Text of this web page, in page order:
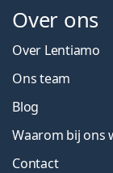
Over ons
Over Lentiamo
Ons team
Blog
Waarom bij ons
Contact